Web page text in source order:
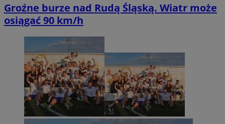
Groźne burze nad Rudą Śląską. Wiatr może
osiągać 90 km/h